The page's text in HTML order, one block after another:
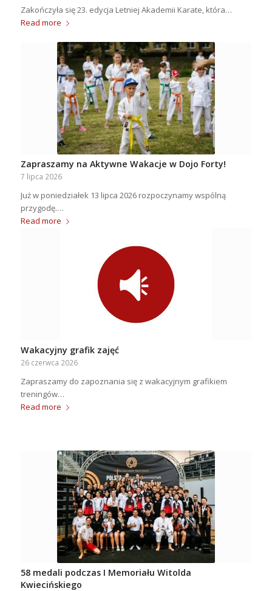
Zakończyła się 23. edycja Letniej Akademii Karate, która…
Read more
Zapraszamy na Aktywne Wakacje w Dojo Forty!
7 lipca 2026
Już w poniedziałek 13 lipca 2026 rozpoczynamy wspólną
przygodę.…
Read more
Wakacyjny grafik zajęć
26 czerwca 2026
Zapraszamy do zapoznania się z wakacyjnym grafikiem
treningów…
Read more
58 medali podczas I Memoriału Witolda
Kwiecińskiego